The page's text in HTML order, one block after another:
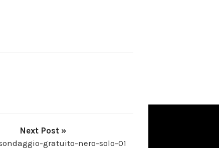
Next Post »
gratuito-nero-solo-01